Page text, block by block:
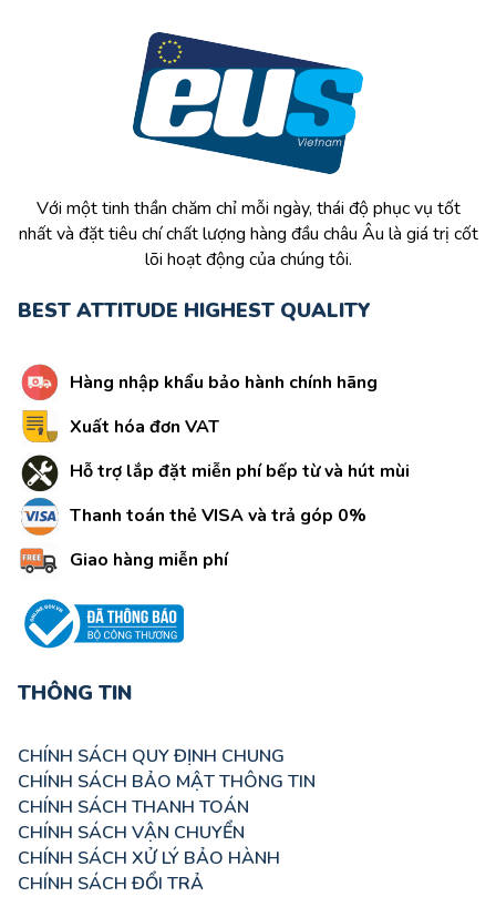
Với một tinh thần chăm chỉ mỗi ngày, thái độ phục vụ tốt
nhất và đặt tiêu chí chất lượng hàng đầu châu Âu là giá trị cốt
lõi hoạt động của chúng tôi.
BEST ATTITUDE HIGHEST QUALITY
Hàng nhập khẩu bảo hành chính hãng
Xuất hóa đơn VAT
Hỗ trợ lắp đặt miễn phí bếp từ và hút mùi
Thanh toán thẻ VISA và trả góp 0%
Giao hàng miễn phí
THÔNG TIN
CHÍNH SÁCH QUY ĐỊNH CHUNG
CHÍNH SÁCH BẢO MẬT THÔNG TIN
CHÍNH SÁCH THANH TOÁN
CHÍNH SÁCH VẬN CHUYỂN
CHÍNH SÁCH XỬ LÝ BẢO HÀNH
CHÍNH SÁCH ĐỔI TRẢ